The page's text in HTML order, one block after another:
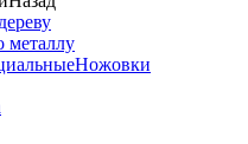
металлу
Ножовки